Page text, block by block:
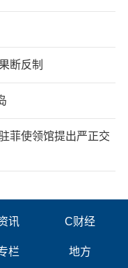
断反制
菲使领馆提出严正交
讯 C财经
栏 地方